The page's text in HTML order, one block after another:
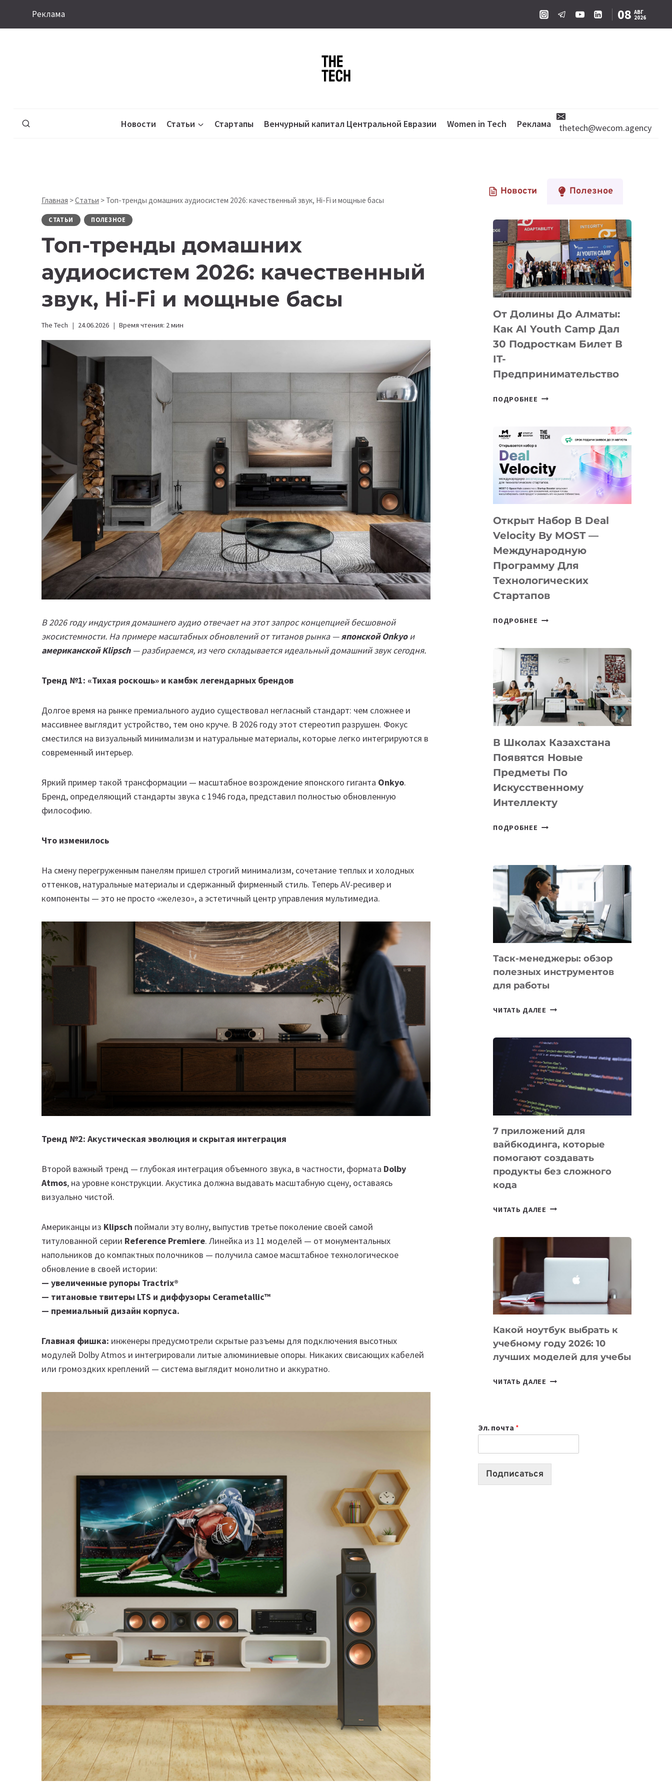
Реклама 08 АВГ
2026
Новости Статьи Стартапы Венчурный капитал Центральной Евразии Women in Tech Реклама thetech@wecom.agency
Главная >Статьи > Топ-тренды домашних аудиосистем 2026: качественный звук, Hi-Fi и мощные басы
СТАТЬИ ПОЛЕЗНОЕ
Топ-тренды домашних
аудиосистем 2026: качественный
звук, Hi-Fi и мощные басы
The Tech 24.06.2026 Время чтения: 2мин
В 2026 году индустрия домашнего аудио отвечает на этот запрос концепцией бесшовной
экосистемности. На примере масштабных обновлений от титанов рынка —японской Onkyoи
американской Klipsch— разбираемся, из чего складывается идеальный домашний звук сегодня.
Тренд №1: «Тихая роскошь» и камбэк легендарных брендов
Долгое время на рынке премиального аудио существовал негласный стандарт: чем сложнее и
массивнее выглядит устройство, тем оно круче. В 2026 году этот стереотип разрушен. Фокус
сместился на визуальный минимализм и натуральные материалы, которые легко интегрируются в
современный интерьер.
Яркий пример такой трансформации — масштабное возрождение японского гиганта Onkyo.
Бренд, определяющий стандарты звука с 1946 года, представил полностью обновленную
философию.
Что изменилось
На смену перегруженным панелям пришел строгий минимализм, сочетание теплых и холодных
оттенков, натуральные материалы и сдержанный фирменный стиль. Теперь AV-ресивер и
компоненты — это не просто «железо», а эстетичный центр управления мультимедиа.
Тренд №2: Акустическая эволюция и скрытая интеграция
Второй важный тренд — глубокая интеграция объемного звука, в частности, формата Dolby
Atmos, на уровне конструкции. Акустика должна выдавать масштабную сцену, оставаясь
визуально чистой.
Американцы из Klipsch поймали эту волну, выпустив третье поколение своей самой
титулованной серии Reference Premiere. Линейка из 11 моделей — от монументальных
напольников до компактных полочников — получила самое масштабное технологическое
обновление в своей истории:
— увеличенные рупоры Tractrix®
— титановые твитеры LTS и диффузоры Cerametallic™
— премиальный дизайн корпуса.
Главная фишка: инженеры предусмотрели скрытые разъемы для подключения высотных
модулей Dolby Atmos и интегрировали литые алюминиевые опоры. Никаких свисающих кабелей
или громоздких креплений — система выглядит монолитно и аккуратно.
Новости Полезное
От Долины До Алматы:
Как AI Youth Camp Дал
30 Подросткам Билет В
IT-
Предпринимательство
ПОДРОБНЕЕ ОТ
АЛМАТЫ:
YOUTH
CAMP
ДАЛ
ПОДРОСТКАМ
БИЛЕТ
IT-
ПРЕДПРИНИМАТЕЛЬСТВО
Открыт Набор В Deal
Velocity By MOST —
Международную
Программу Для
Технологических
Стартапов
ПОДРОБНЕЕ ОТКРЫТ
DEAL
VELOCITY
MOST
—
МЕЖДУНАРОДНУЮ
ДЛЯ
ТЕХНОЛОГИЧЕСКИХ
СТАРТАПОВ
В Школах Казахстана
Появятся Новые
Предметы По
Искусственному
Интеллекту
ПОДРОБНЕЕ
НОВЫЕ
ПРЕДМЕТЫ
ПО
ИСКУССТВЕННОМУ
ИНТЕЛЛЕКТУ
Таск-менеджеры: обзор
полезных инструментов
для работы
ЧИТАТЬ ДАЛЕЕ ТАСК-
ПОЛЕЗНЫХ
ИНСТРУМЕНТОВ
ДЛЯ
РАБОТЫ
7 приложений для
вайбкодинга, которые
помогают создавать
продукты без сложного
кода
ЧИТАТЬ ДАЛЕЕ
КОТОРЫЕ
СОЗДАВАТЬ
БЕЗ
КОДА
Какой ноутбук выбрать к
учебному году 2026: 10
лучших моделей для учебы
ЧИТАТЬ ДАЛЕЕ КАКОЙ
2026:
10
Эл. почта *
Подписаться